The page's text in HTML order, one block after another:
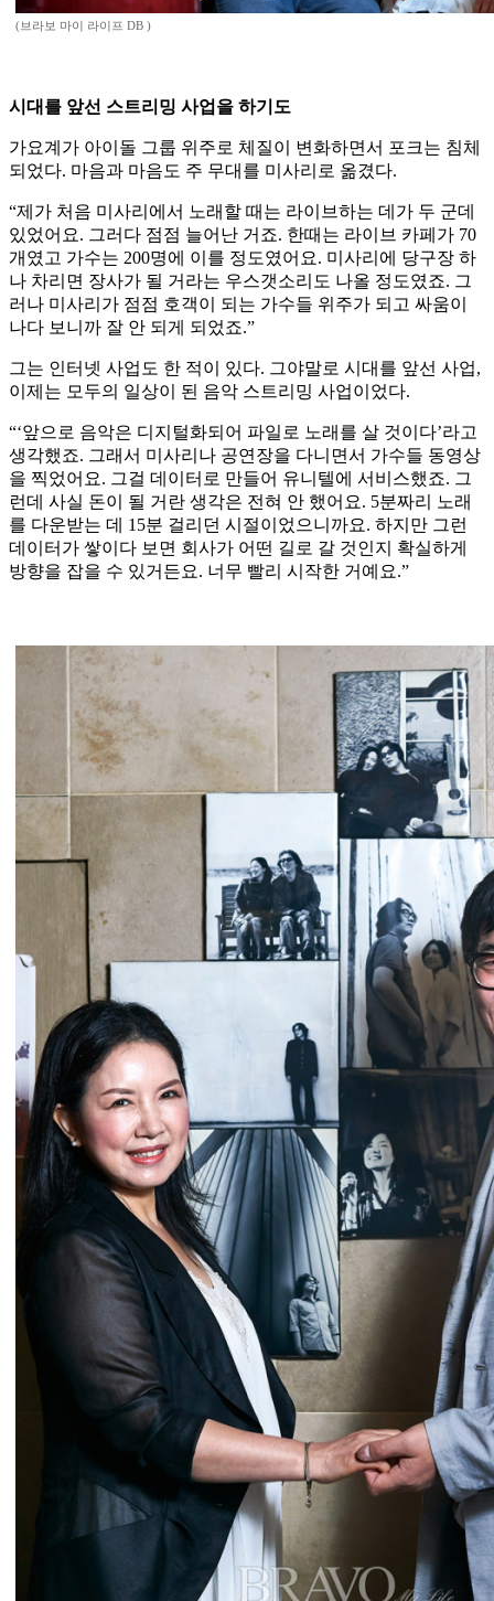
(브라보 마이 라이프 DB )
시대를 앞선 스트리밍 사업을 하기도
가요계가 아이돌 그룹 위주로 체질이 변화하면서 포크는 침체
되었다. 마음과 마음도 주 무대를 미사리로 옮겼다.
“제가 처음 미사리에서 노래할 때는 라이브하는 데가 두 군데
있었어요. 그러다 점점 늘어난 거죠. 한때는 라이브 카페가 70
개였고 가수는 200명에 이를 정도였어요. 미사리에 당구장 하
나 차리면 장사가 될 거라는 우스갯소리도 나올 정도였죠. 그
러나 미사리가 점점 호객이 되는 가수들 위주가 되고 싸움이
나다 보니까 잘 안 되게 되었죠.”
그는 인터넷 사업도 한 적이 있다. 그야말로 시대를 앞선 사업,
이제는 모두의 일상이 된 음악 스트리밍 사업이었다.
“‘앞으로 음악은 디지털화되어 파일로 노래를 살 것이다’라고
생각했죠. 그래서 미사리나 공연장을 다니면서 가수들 동영상
을 찍었어요. 그걸 데이터로 만들어 유니텔에 서비스했죠. 그
런데 사실 돈이 될 거란 생각은 전혀 안 했어요. 5분짜리 노래
를 다운받는 데 15분 걸리던 시절이었으니까요. 하지만 그런
데이터가 쌓이다 보면 회사가 어떤 길로 갈 것인지 확실하게
방향을 잡을 수 있거든요. 너무 빨리 시작한 거예요.”